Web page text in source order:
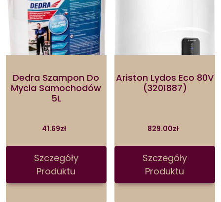
Dedra Szampon Do
Mycia Samochodów
5L
41.69zł
Szczegóły
Produktu
Ariston Lydos Eco 80V
(3201887)
829.00zł
Szczegóły
Produktu